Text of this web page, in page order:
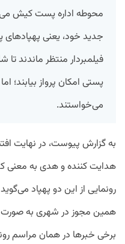
محوطه اداره پست کیش
فیلمبردار منتظر ماندند
پستی امکان پرواز بیابند؛
می‌خواستند.
به گزارش پیوست، در نهایت
هدایت کننده و هدی به معنی
رونمایی از این دو پهپاد
همین مجوز در شهری به صورت
برخی خبرها در همان مراسم